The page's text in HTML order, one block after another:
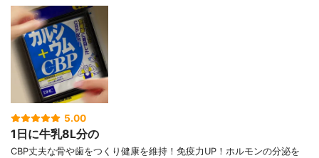
5.00
1日に牛乳8L分の
CBP丈夫な骨や歯をつくり健康を維持！免疫力UP！ホルモンの分泌を